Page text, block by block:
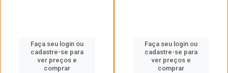
Faça seu login ou
cadastre-se para
ver preços e
comprar
Faça seu login ou
cadastre-se para
ver preços e
comprar